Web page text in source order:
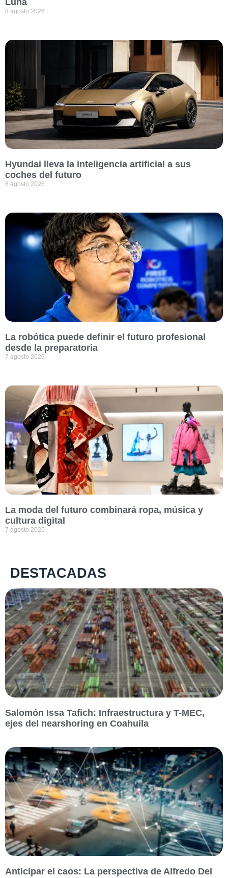
8 agosto 2026
Hyundai lleva la inteligencia artificial a sus
coches del futuro
8 agosto 2026
La robótica puede definir el futuro profesional
desde la preparatoria
7 agosto 2026
La moda del futuro combinará ropa, música y
cultura digital
7 agosto 2026
DESTACADAS
Salomón Issa Tafich: Infraestructura y T-MEC,
ejes del nearshoring en Coahuila
Anticipar el caos: La perspectiva de Alfredo Del